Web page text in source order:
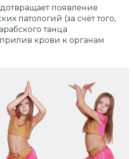
появление
патологий (за счёт того,
танца
крови к органам